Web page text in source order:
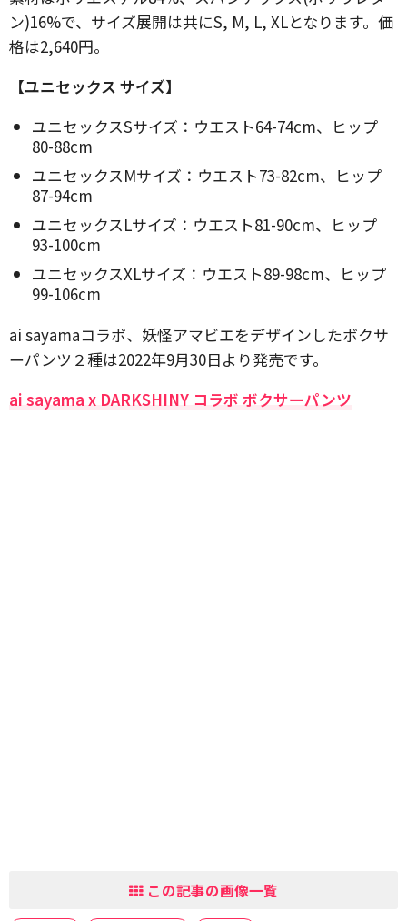
ン)16%で、サイズ展開は共にS, M, L, XLとなります。価
格は2,640円。
【ユニセックス サイズ】
ユニセックスSサイズ：ウエスト64-74cm、ヒップ
80-88cm
ユニセックスMサイズ：ウエスト73-82cm、ヒップ
87-94cm
ユニセックスLサイズ：ウエスト81-90cm、ヒップ
93-100cm
ユニセックスXLサイズ：ウエスト89-98cm、ヒップ
99-106cm
ai sayamaコラボ、妖怪アマビエをデザインしたボクサ
ーパンツ２種は2022年9月30日より発売です。
ai sayama x DARKSHINY コラボ ボクサーパンツ
この記事の画像一覧